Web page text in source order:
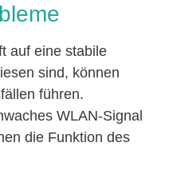
auf eine stabile
sind, können
führen.
WLAN-Signal
die Funktion des